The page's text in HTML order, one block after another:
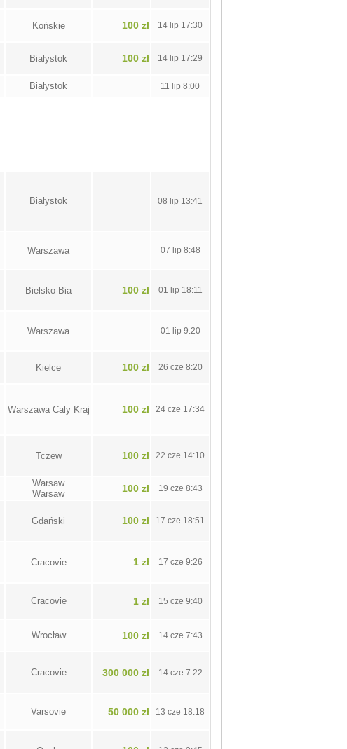
Końskie 100 zł 14 lip 17:30
Białystok 100 zł 14 lip 17:29
Białystok 11 lip 8:00
Białystok 08 lip 13:41
Warszawa 07 lip 8:48
Bielsko-Bia 100 zł 01 lip 18:11
Warszawa 01 lip 9:20
Kielce 100 zł 26 cze 8:20
Warszawa Caly Kraj 100 zł 24 cze 17:34
Tczew 100 zł 22 cze 14:10
Warsaw
Warsaw
100 zł 19 cze 8:43
Gdański 100 zł 17 cze 18:51
Cracovie 1 zł 17 cze 9:26
Cracovie 1 zł 15 cze 9:40
Wrocław 100 zł 14 cze 7:43
Cracovie 300 000 zł 14 cze 7:22
Varsovie 50 000 zł 13 cze 18:18